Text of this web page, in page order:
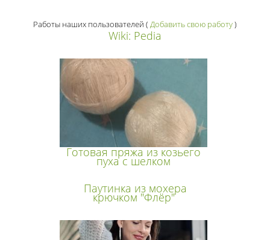
Работы наших пользователей ( Добавить свою работу)
Wiki: Pedia
Готовая пряжа из козьего
пуха с шелком
Паутинка из мохера
крючком "Флёр"